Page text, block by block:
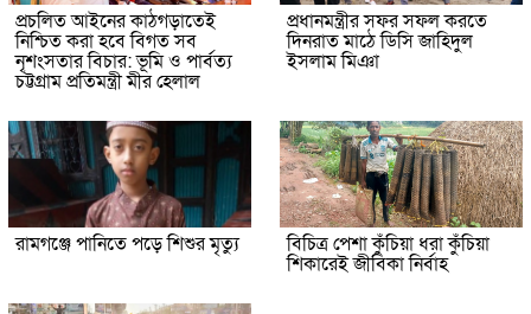
প্রচলিত আইনের কাঠগড়াতেই
নিশ্চিত করা হবে বিগত সব
নৃশংসতার বিচার: ভূমি ও পার্বত্য
চট্টগ্রাম প্রতিমন্ত্রী মীর হেলাল
প্রধানমন্ত্রীর সফর সফল করতে
দিনরাত মাঠে ডিসি জাহিদুল
ইসলাম মিঞা
রামগঞ্জে পানিতে পড়ে শিশুর মৃত্যু বিচিত্র পেশা কুঁচিয়া ধরা কুঁচিয়া
শিকারেই জীবিকা নির্বাহ